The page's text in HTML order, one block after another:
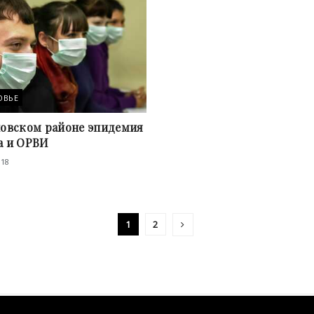
районе эпидемия
и ОРВИ
1 2